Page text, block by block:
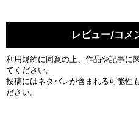
レビュー/コメ
利用規約に同意の上、作品や記事に
てください。
投稿にはネタバレが含まれる可能性
ださい。